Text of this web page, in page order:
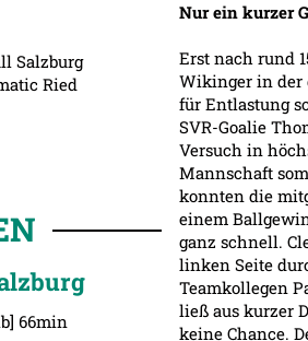
Salzburg
Ried
66min
Nur ein kurzer
Erst nach rund
Wikinger in der
für Entlastung
SVR-Goalie
Versuch in
Mannschaft
konnten die
einem
ganz schnell.
linken Seite
Teamkollegen
ließ aus kurzer
keine Chance.